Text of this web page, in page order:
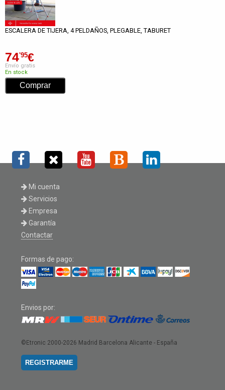
ESCALERA DE TIJERA, 4 PELDAÑOS, PLEGABLE, TABURET
74'95€
Envío gratis
En stock
Mi cuenta
Servicios
Empresa
Garantía
Contactar
Formas de pago:
Envios por:
©Etronic 2000-2026 Madrid Barcelona Alicante - España
REGISTRARME